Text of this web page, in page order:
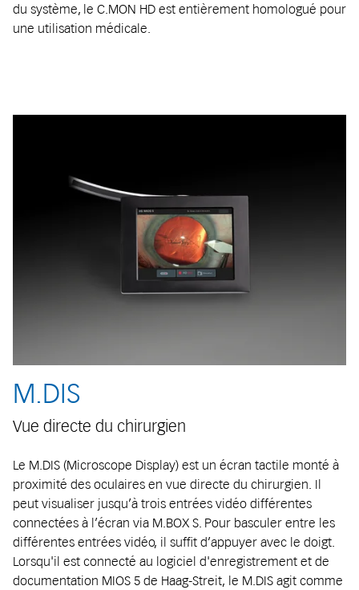
du système, le C.MON HD est entièrement homologué pour
une utilisation médicale.
M.DIS
Vue directe du chirurgien
Le M.DIS (Microscope Display) est un écran tactile monté à
proximité des oculaires en vue directe du chirurgien. Il
peut visualiser jusqu’à trois entrées vidéo différentes
connectées à l’écran via M.BOX S. Pour basculer entre les
différentes entrées vidéo, il suffit d’appuyer avec le doigt.
Lorsqu'il est connecté au logiciel d'enregistrement et de
documentation MIOS 5 de Haag-Streit, le M.DIS agit comme